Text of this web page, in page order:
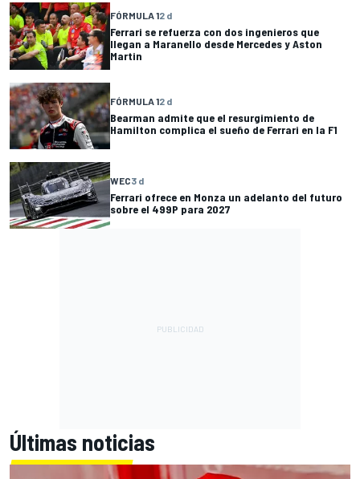
FÓRMULA 12 d
Ferrari se refuerza con dos ingenieros que
llegan a Maranello desde Mercedes y Aston
Martin
FÓRMULA 12 d
Bearman admite que el resurgimiento de
Hamilton complica el sueño de Ferrari en la F1
WEC3 d
Ferrari ofrece en Monza un adelanto del futuro
sobre el 499P para 2027
Últimas noticias